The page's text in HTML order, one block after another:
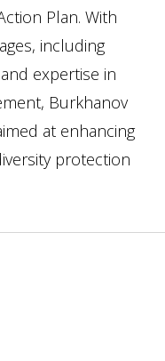
Plan. With
including
expertise in
Burkhanov
at enhancing
protection